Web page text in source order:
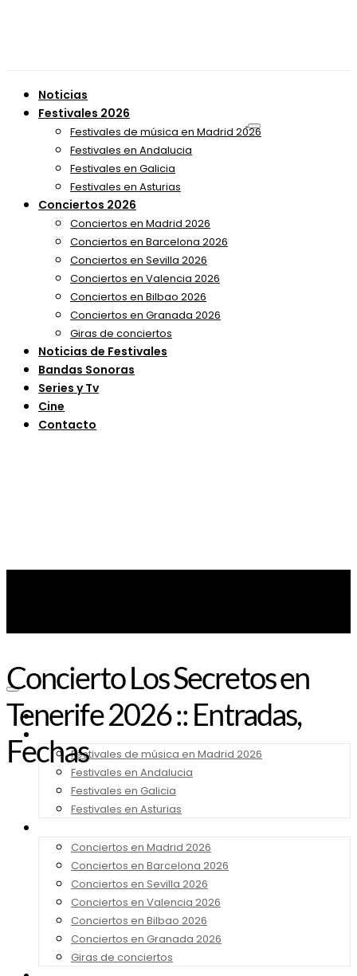
Noticias
Festivales 2026
Festivales de música en Madrid 2026
Festivales en Andalucia
Festivales en Galicia
Festivales en Asturias
Conciertos 2026
Conciertos en Madrid 2026
Conciertos en Barcelona 2026
Conciertos en Sevilla 2026
Conciertos en Valencia 2026
Conciertos en Bilbao 2026
Conciertos en Granada 2026
Giras de conciertos
Noticias de Festivales
Bandas Sonoras
Series y Tv
Cine
Contacto
Noticias
Festivales de música en Madrid 2026
Festivales en Andalucia
Festivales en Galicia
Festivales en Asturias
Conciertos en Madrid 2026
Conciertos en Barcelona 2026
Conciertos en Sevilla 2026
Conciertos en Valencia 2026
Conciertos en Bilbao 2026
Conciertos en Granada 2026
Giras de conciertos
Concierto Los Secretos en
Tenerife 2026 :: Entradas,
Fechas